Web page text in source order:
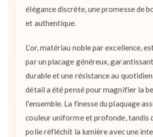
élégance discrète, une promesse de
et authentique.
L’or, matériau noble par excellence,
par un placage généreux,
durable et une résistance au
détail a été pensé pour magnifier la
l'ensemble. La finesse du plaquage
couleur uniforme et profonde, tandis
polie réfléchit la lumière avec une